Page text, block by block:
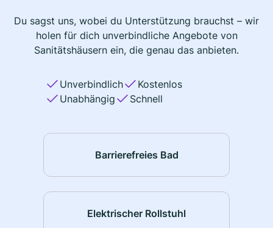
Du sagst uns, wobei du Unterstützung brauchst – wir
holen für dich unverbindliche Angebote von
Sanitätshäusern ein, die genau das anbieten.
Unverbindlich
Kostenlos
Unabhängig
Schnell
Barrierefreies Bad
Elektrischer Rollstuhl